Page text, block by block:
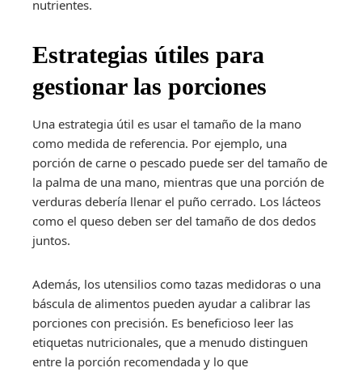
nutrientes.
Estrategias útiles para
gestionar las porciones
Una estrategia útil es usar el tamaño de la mano
como medida de referencia. Por ejemplo, una
porción de carne o pescado puede ser del tamaño de
la palma de una mano, mientras que una porción de
verduras debería llenar el puño cerrado. Los lácteos
como el queso deben ser del tamaño de dos dedos
juntos.
Además, los utensilios como tazas medidoras o una
báscula de alimentos pueden ayudar a calibrar las
porciones con precisión. Es beneficioso leer las
etiquetas nutricionales, que a menudo distinguen
entre la porción recomendada y lo que